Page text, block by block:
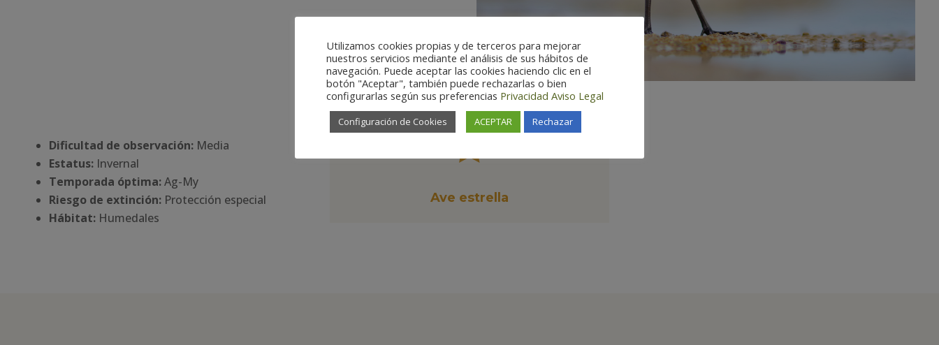
Dificultad de observación:Media
Estatus: Invernal
Temporada óptima:Ag-My
Riesgo de extinción:Protección especial
Hábitat:Humedales
Ave estrella
Utilizamos cookies propias y de terceros para mejorar
nuestros servicios mediante el análisis de sus hábitos de
navegación. Puede aceptar las cookies haciendo clic en el
botón "Aceptar", también puede rechazarlas o bien
configurarlas según sus preferencias Privacidad Aviso Legal
Configuración de Cookies ACEPTAR Rechazar